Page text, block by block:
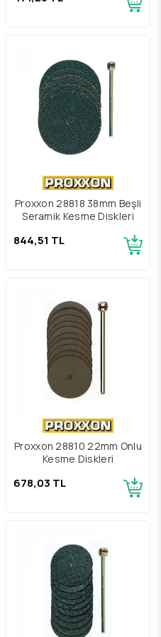
Proxxon 28818 38mm Beşli
Seramik Kesme Diskleri
844,51 TL
Proxxon 28810 22mm Onlu
Kesme Diskleri
678,03 TL